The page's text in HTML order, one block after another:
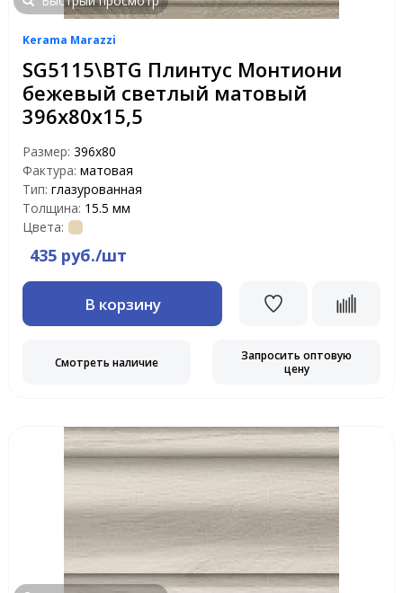
Kerama Marazzi
SG5115\BTG Плинтус Монтиони
бежевый светлый матовый
396х80х15,5
Размер: 396х80
Фактура: матовая
Тип: глазурованная
Толщина: 15.5 мм
Цвета:
435 руб./шт
В корзину
Смотреть наличие
Запросить оптовую
цену